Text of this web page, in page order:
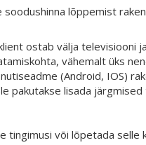
lõppemist
ostab välja televisiooni
vähemalt üks
(Android, IOS)
pakutakse lisada
tingimusi või lõpetada selle